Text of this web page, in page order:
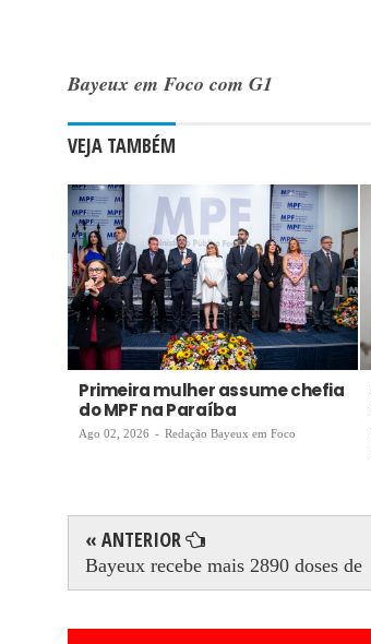
Bayeux em Foco com G1
VEJA TAMBÉM
Primeira mulher assume chefia
do MPF na Paraíba
Ago 02, 2026 - Redação Bayeux em Foco
« ANTERIOR
Bayeux recebe mais 2890 doses de